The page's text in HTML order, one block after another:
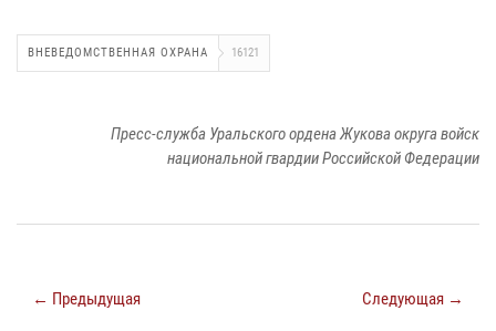
ВНЕВЕДОМСТВЕННАЯ ОХРАНА 16121
Пресс-служба Уральского ордена Жукова округа войск
национальной гвардии Российской Федерации
← Предыдущая Следующая →